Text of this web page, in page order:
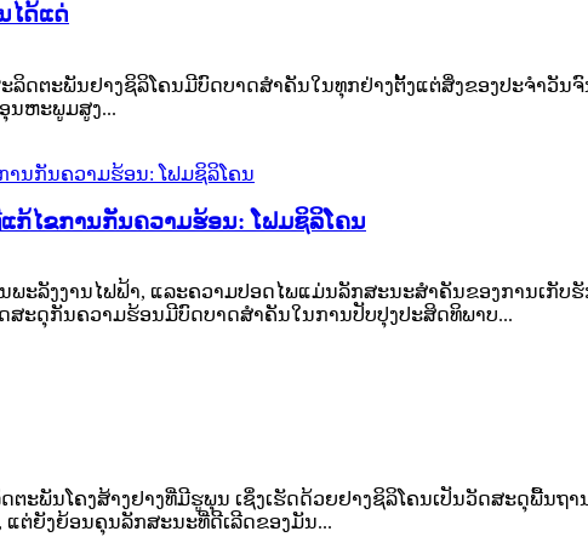
ໄດ້ແດ່
ຕະພັນຢາງຊິລິໂຄນມີບົດບາດສຳຄັນໃນທຸກຢ່າງຕັ້ງແຕ່ສິ່ງຂອງປະຈຳວັນຈົ
ນຫະພູມສູງ...
ກ້ໄຂການກັນຄວາມຮ້ອນ: ໂຟມຊິລິໂຄນ
ະລັງງານໄຟຟ້າ, ແລະຄວາມປອດໄພແມ່ນລັກສະນະສຳຄັນຂອງການເກັບ
ສະດຸກັນຄວາມຮ້ອນມີບົດບາດສຳຄັນໃນການປັບປຸງປະສິດທິພາບ...
ະພັນໂຄງສ້າງຢາງທີ່ມີຮູພຸນ ເຊິ່ງເຮັດດ້ວຍຢາງຊິລິໂຄນເປັນວັດສະດຸພື້ນຖ
ແຕ່ຍັງຍ້ອນຄຸນລັກສະນະທີ່ດີເລີດຂອງມັນ...